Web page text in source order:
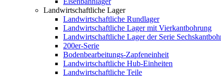
Landwirtschaftliche Lager
Landwirtschaftliche Rundlager
Landwirtschaftliche Lager mit Vierkantbohrung
Landwirtschaftliche Lager der Serie
200er-Serie
Bodenbearbeitungs-Zapfeneinheit
Landwirtschaftliche Hub-Einheiten
Landwirtschaftliche Teile